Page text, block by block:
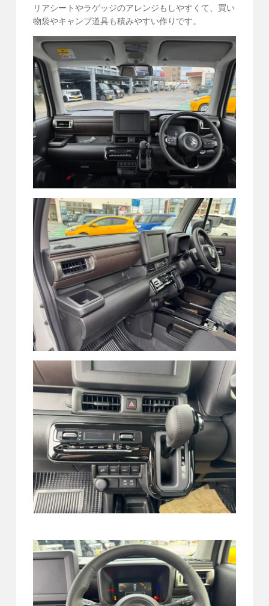
リアシートやラゲッジのアレンジもしやすくて、買い
物袋やキャンプ道具も積みやすい作りです。